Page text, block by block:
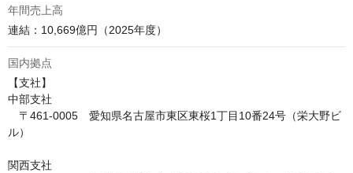
年間売上高
連結：10,669億円（2025年度）
国内拠点
【支社】
中部支社
〒461-0005　愛知県名古屋市東区東桜1丁目10番24号（栄大野ビ
ル）
関西支社